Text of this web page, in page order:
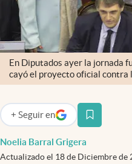
Mediakit
abre en nueva pestaña
Argentina
En Diputados ayer la jornada
cayó el proyecto oficial contra
Noelia Barral Grigera
Actualizado el 18 de Diciembre de
+ Seguir en
abre en nueva pestaña